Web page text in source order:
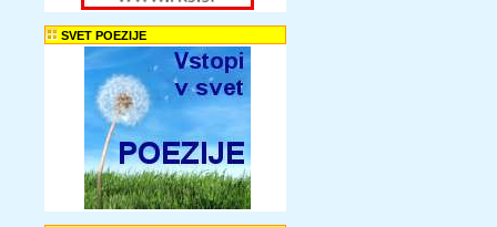
SVET POEZIJE